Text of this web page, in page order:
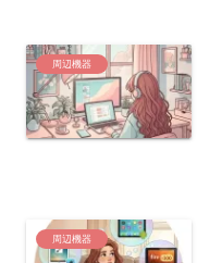
周辺機器
周辺機器